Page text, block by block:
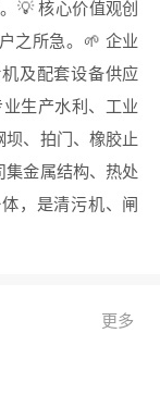
💡 核心价值观创
之所急。🌱 企业
及配套设备供应
生产水利、工业
、拍门、橡胶止
金属结构、热处
，是清污机、闸
更多